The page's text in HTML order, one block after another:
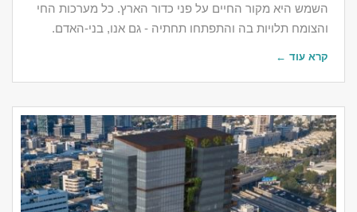
השמש היא מקור החיים על פני כדור הארץ. כל מערכות החי
והצומח תלויות בה והתפתחו תחתיה - גם אנו, בני-האדם.
קרא עוד ←